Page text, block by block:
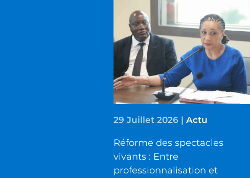
29 Juillet 2026 | Actu
Réforme des spectacles
vivants : Entre
professionnalisation et